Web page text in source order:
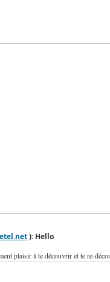
): Hello
plaisir à te découvrir et te re-